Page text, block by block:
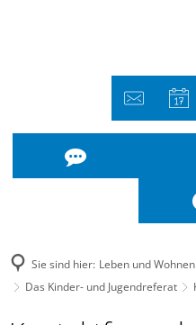
Sie sind hier: Leben und Wohnen
Das Kinder- und Jugendreferat